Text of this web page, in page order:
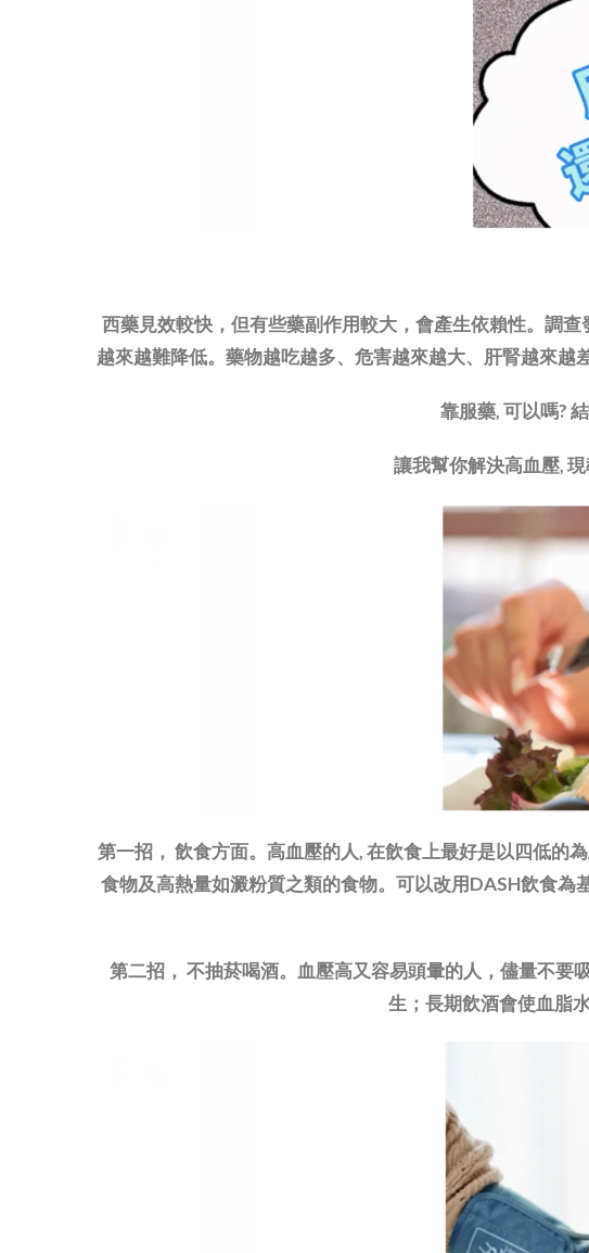
西藥見效較快，但有些藥副作用較大，會產生依賴性。調
越來越難降低。藥物越吃越多、危害越來越大、肝腎越來越
靠服藥, 可以嗎?
讓我幫你解決高血壓,
第一招， 飲食方面。高血壓的人, 在飲食上最好是以四低的
食物及高熱量如澱粉質之類的食物。可以改用DASH飲食為
第二招， 不抽菸喝酒。血壓高又容易頭暈的人，儘量不
生；長期飲酒會使血脂